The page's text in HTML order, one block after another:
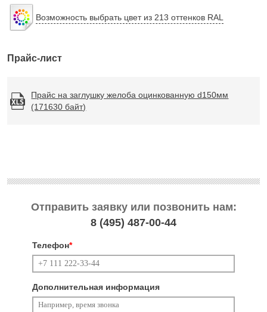
Возможность выбрать цвет из 213 оттенков RAL
Прайс-лист
Прайс на заглушку желоба оцинкованную d150мм
(171630 байт)
Отправить заявку или позвонить нам:
8 (495) 487-00-44
Телефон*
Дополнительная информация